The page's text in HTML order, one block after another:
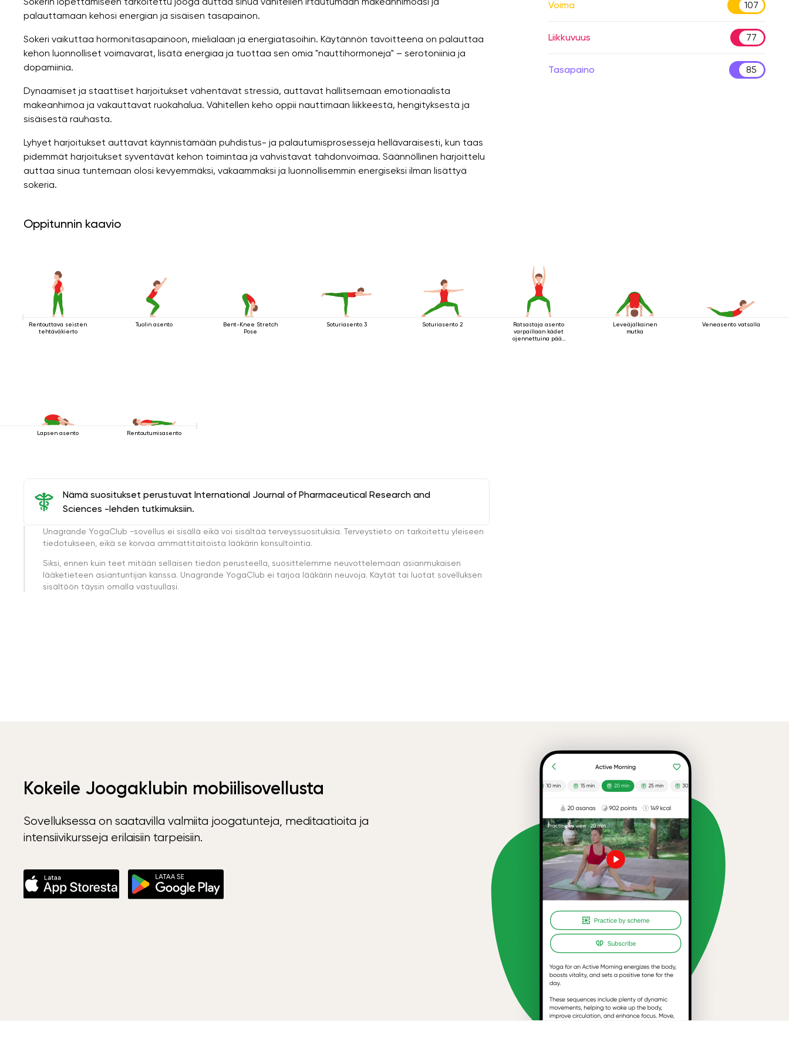
palauttamaan kehosi energian ja sisäisen tasapainon.
Sokeri vaikuttaa hormonitasapainoon, mielialaan ja energiatasoihin. Käytännön tavoitteena on palauttaa
kehon luonnolliset voimavarat, lisätä energiaa ja tuottaa sen omia "nauttihormoneja" – serotoniinia ja
dopamiinia.
Dynaamiset ja staattiset harjoitukset vähentävät stressiä, auttavat hallitsemaan emotionaalista
makeanhimoa ja vakauttavat ruokahalua. Vähitellen keho oppii nauttimaan liikkeestä, hengityksestä ja
sisäisestä rauhasta.
Lyhyet harjoitukset auttavat käynnistämään puhdistus- ja palautumisprosesseja hellävaraisesti, kun taas
pidemmät harjoitukset syventävät kehon toimintaa ja vahvistavat tahdonvoimaa. Säännöllinen harjoittelu
auttaa sinua tuntemaan olosi kevyemmäksi, vakaammaksi ja luonnollisemmin energiseksi ilman lisättyä
sokeria.
Voima 107
Liikkuvuus 77
Tasapaino 85
Oppitunnin kaavio
Rentouttava seisten
tehtäväkierto
Tuolin asento
Bent-Knee Stretch
Pose
Soturiasento 3 Soturiasento 2
Ratsastaja asento
varpaillaan kädet
ojennettuina pään
Leveäjalkainen
mutka
Veneasento vatsalla
Lapsen asento Rentoutumisasento
Nämä suositukset perustuvat International Journal of Pharmaceutical Research and
Sciences -lehden tutkimuksiin.
Unagrande YogaClub -sovellus ei sisällä eikä voi sisältää terveyssuosituksia. Terveystieto on tarkoitettu yleiseen
tiedotukseen, eikä se korvaa ammattitaitoista lääkärin konsultointia.
Siksi, ennen kuin teet mitään sellaisen tiedon perusteella, suosittelemme neuvottelemaan asianmukaisen
lääketieteen asiantuntijan kanssa. Unagrande YogaClub ei tarjoa lääkärin neuvoja. Käytät tai luotat sovelluksen
sisältöön täysin omalla vastuullasi.
Kokeile Joogaklubin mobiilisovellusta
Sovelluksessa on saatavilla valmiita joogatunteja, meditaatioita ja
intensiivikursseja erilaisiin tarpeisiin.